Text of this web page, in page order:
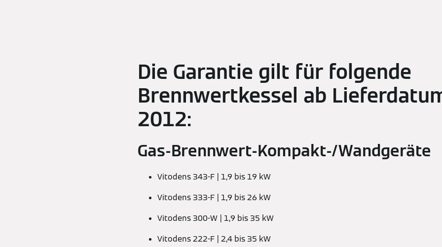
Die Garantie gilt für folgende
Brennwertkessel ab
2012:
Gas-Brennwert-Kompakt-/Wandgeräte
Vitodens 343-F | 1,9 bis 19 kW
Vitodens 333-F | 1,9 bis 26 kW
Vitodens 300-W | 1,9 bis 35 kW
Vitodens 222-F | 2,4 bis 35 kW